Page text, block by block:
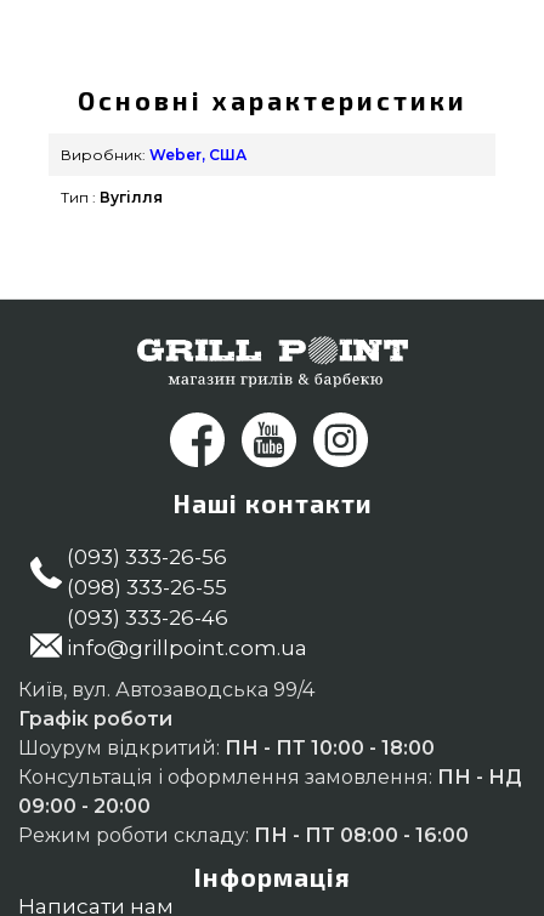
Weber, США за кращою ціною всего 1 029 грн. в
каталозі інтернет магазину грилів та мангалів
Гриль Поінт. Привабливі пропозиції на Вугілля &
grillpoint.com.ua Наберіть нашим працівникам по
Основні характеристики
Виробник: Weber, США
Тип : Вугілля
Наші контакти
(093) 333-26-56
(098) 333-26-55
(093) 333-26-46
info@grillpoint.com.ua
Київ, вул. Автозаводська 99/4
Графік роботи
Шоурум відкритий: ПН - ПТ 10:00 - 18:00
Консультація і оформлення замовлення: ПН - НД
09:00 - 20:00
Режим роботи складу: ПН - ПТ 08:00 - 16:00
Інформація
Написати нам